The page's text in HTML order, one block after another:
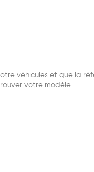
véhicules et que la
votre modèle